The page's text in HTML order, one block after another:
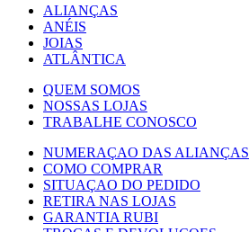
ALIANÇAS
ANÉIS
JOIAS
ATLÂNTICA
QUEM SOMOS
NOSSAS LOJAS
TRABALHE CONOSCO
NUMERAÇAO DAS ALIANÇAS
COMO COMPRAR
SITUAÇAO DO PEDIDO
RETIRA NAS LOJAS
GARANTIA RUBI